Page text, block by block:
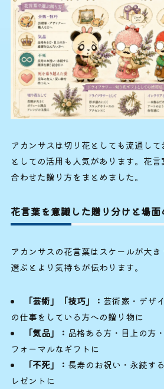
アカンサスは切り花としても流通し
としての活用も人気があります。花
合わせた贈り方をまとめました。
花言葉を意識した贈り分けと場面
アカンサスの花言葉はスケールが大
選ぶとより気持ちが伝わります。
「芸術」「技巧」： 芸術家・デザ
の仕事をしている方への贈り物に
「気品」： 品格ある方・目上の方
フォーマルなギフトに
「不死」： 長寿のお祝い・永続す
レゼントに